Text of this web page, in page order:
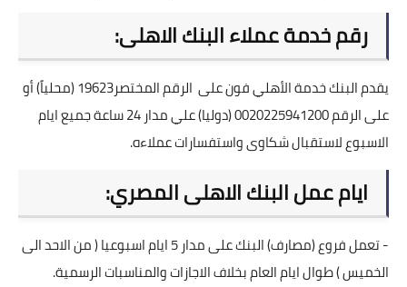
رقم خدمة عملاء البنك الاهلى:
يقدم البنك خدمة الأهلي فون على الرقم المختصر19623 (محلياً) أو
على الرقم 0020225941200 (دوليا) علي مدار 24 ساعة جميع ايام
الاسبوع لاستقبال شكاوى واستفسارات عملاءه.
ايام عمل البنك الاهلى المصري:
- تعمل فروع (مصارف) البنك على مدار 5 ايام اسبوعيا ( من الاحد الى
الخميس ) طوال ايام العام بخلاف الاجازات والمناسبات الرسمية.